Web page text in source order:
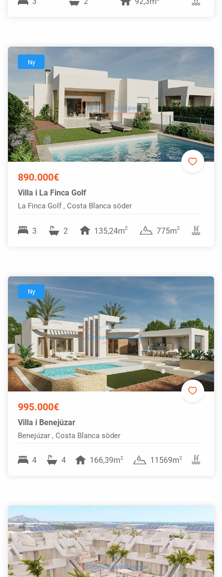
Ny
890.000€
Villa i La Finca Golf
La Finca Golf , Costa Blanca söder
3 2 135,24m2 775m2
Ny
995.000€
Villa i Benejúzar
Benejúzar , Costa Blanca söder
4 4 166,39m2 11569m2